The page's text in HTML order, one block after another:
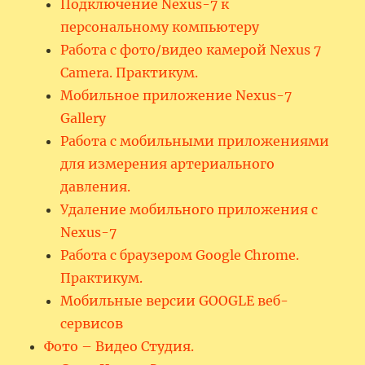
Подключение Nexus-7 к
персональному компьютеру
Работа с фото/видео камерой Nexus 7
Camera. Практикум.
Мобильное приложение Nexus-7
Gallery
Работа с мобильными приложениями
для измерения артериального
давления.
Удаление мобильного приложения с
Nexus-7
Работа с браузером Google Chrome.
Практикум.
Мобильные версии GOOGLE веб-
сервисов
Фото – Видео Студия.